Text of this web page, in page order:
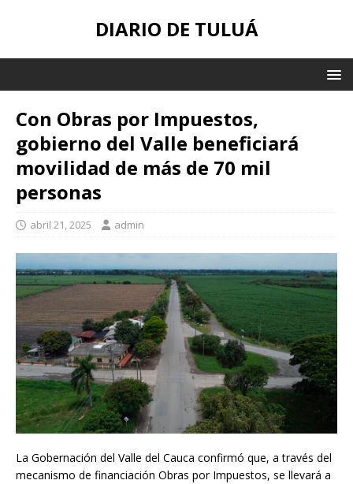
DIARIO DE TULUÁ
Con Obras por Impuestos,
gobierno del Valle beneficiará
movilidad de más de 70 mil
personas
abril 21, 2025 admin
La Gobernación del Valle del Cauca confirmó que, a través del
mecanismo de financiación Obras por Impuestos, se llevará a